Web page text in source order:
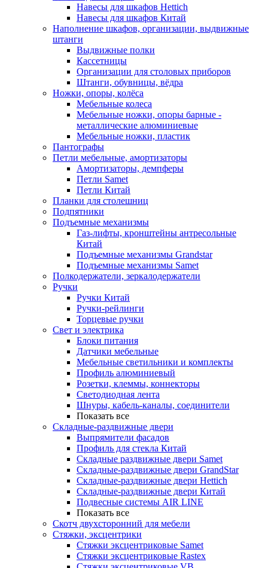
Навесы для шкафов Hettich
Навесы для шкафов Китай
Наполнение шкафов, организации, выдвижные
штанги
Выдвижные полки
Кассетницы
Организации для столовых приборов
Штанги, обувницы, вёдра
Ножки, опоры, колёса
Мебельные колеса
Мебельные ножки, опоры барные -
металлические алюминиевые
Мебельные ножки, пластик
Пантографы
Петли мебельные, амортизаторы
Амортизаторы, демпферы
Петли Samet
Петли Китай
Планки для столешниц
Подпятники
Подъемные механизмы
Газ-лифты, кронштейны антресольные
Китай
Подъемные механизмы Grandstar
Подъемные механизмы Samet
Полкодержатели, зеркалодержатели
Ручки
Ручки Китай
Ручки-рейлинги
Торцевые ручки
Свет и электрика
Блоки питания
Датчики мебельные
Мебельные светильники и комплекты
Профиль алюминиевый
Розетки, клеммы, коннекторы
Светодиодная лента
Шнуры, кабель-каналы, соединители
Показать все
Складные-раздвижные двери
Выпрямители фасадов
Профиль для стекла Китай
Складные раздвижные двери Samet
Складные-раздвижные двери GrandStar
Складные-раздвижные двери Hettich
Складные-раздвижные двери Китай
Подвесные системы AIR LINE
Показать все
Скотч двухсторонний для мебели
Стяжки, эксцентрики
Cтяжки эксцентриковые Samet
Стяжки эксцентриковые Rastex